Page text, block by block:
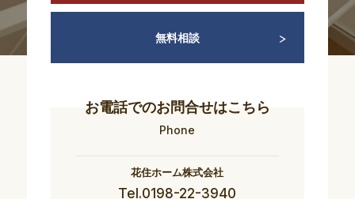
無料相談
お電話でのお問合せはこちら
Phone
花住ホーム株式会社
Tel.0198-22-3940